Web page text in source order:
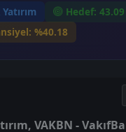
Hedef:
%40.18
VAKBN -